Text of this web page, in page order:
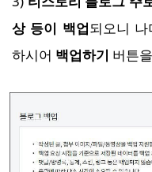
상 등이 백업되오니
하시어 백업하기 버튼